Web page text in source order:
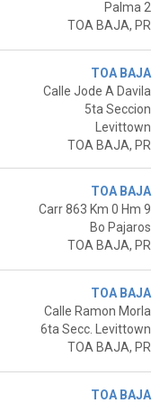
Palma 2
TOA BAJA, PR
TOA BAJA
Calle Jode A Davila
5ta Seccion
Levittown
TOA BAJA, PR
TOA BAJA
Carr 863 Km 0 Hm 9
Bo Pajaros
TOA BAJA, PR
TOA BAJA
Calle Ramon Morla
6ta Secc. Levittown
TOA BAJA, PR
TOA BAJA